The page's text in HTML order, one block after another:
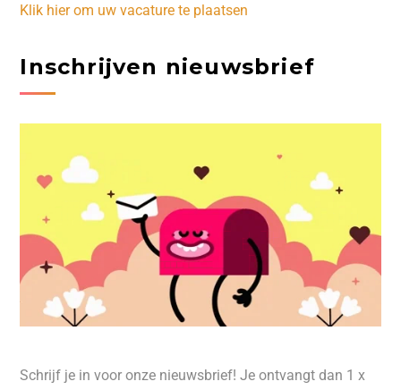
Klik hier om uw vacature te plaatsen
Inschrijven nieuwsbrief
Schrijf je in voor onze nieuwsbrief! Je ontvangt dan 1 x